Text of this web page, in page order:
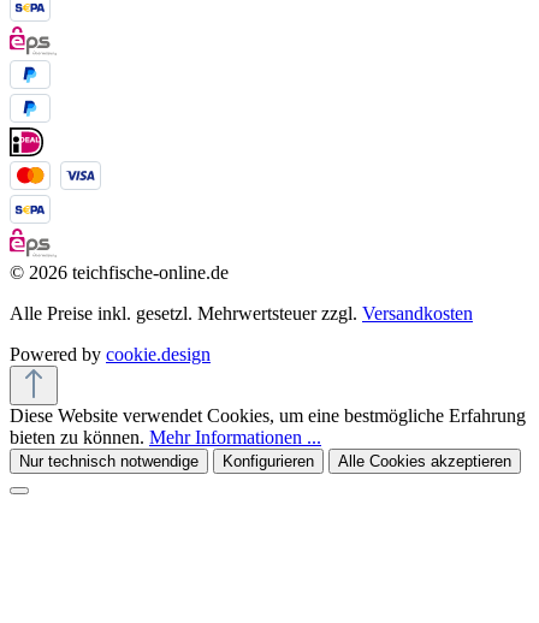
© 2026 teichfische-online.de
Alle Preise inkl. gesetzl. Mehrwertsteuer zzgl. Versandkosten
Powered by cookie.design
Diese Website verwendet Cookies, um eine bestmögliche Erfahrung
bieten zu können. Mehr Informationen ...
Nur technisch notwendige Konfigurieren Alle Cookies akzeptieren